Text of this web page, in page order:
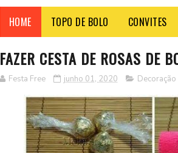
HOME TOPO DE BOLO CONVITES
FAZER CESTA DE ROSAS DE
Festa Free junho 01, 2020 Decoração